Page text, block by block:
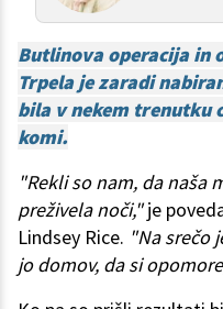
Butlinova operacija in
Trpela je zaradi
bila v nekem trenutku
komi.
"Rekli so nam, da naša
preživela noči,"je
Lindsey Rice. "Na srečo
jo domov, da si